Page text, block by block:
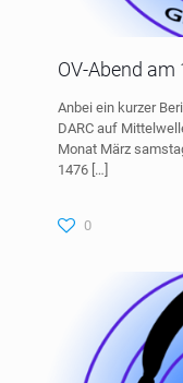
OV-Abend am
Anbei ein kurzer
DARC auf
Monat März
1476 […]
0